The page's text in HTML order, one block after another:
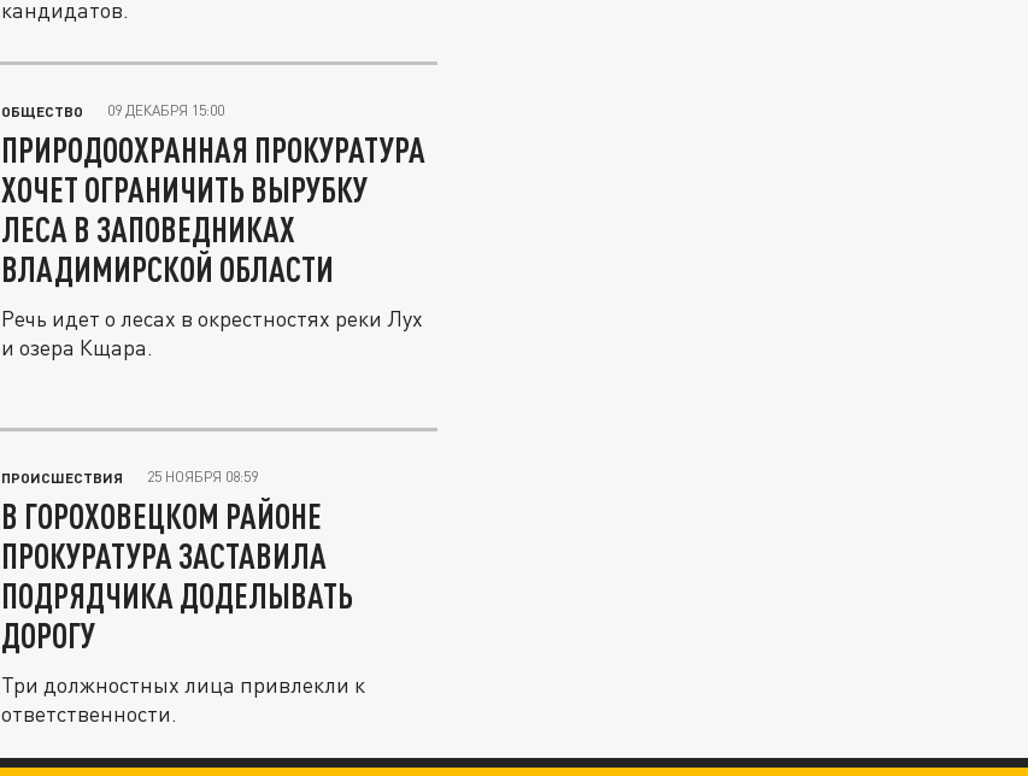
кандидатов.
ОБЩЕСТВО 09 ДЕКАБРЯ 15:00
ПРИРОДООХРАННАЯ ПРОКУРАТУРА
ХОЧЕТ ОГРАНИЧИТЬ ВЫРУБКУ
ЛЕСА В ЗАПОВЕДНИКАХ
ВЛАДИМИРСКОЙ ОБЛАСТИ
Речь идет о лесах в окрестностях реки Лух
и озера Кщара.
ПРОИСШЕСТВИЯ 25 НОЯБРЯ 08:59
В ГОРОХОВЕЦКОМ РАЙОНЕ
ПРОКУРАТУРА ЗАСТАВИЛА
ПОДРЯДЧИКА ДОДЕЛЫВАТЬ
ДОРОГУ
Три должностных лица привлекли к
ответственности.